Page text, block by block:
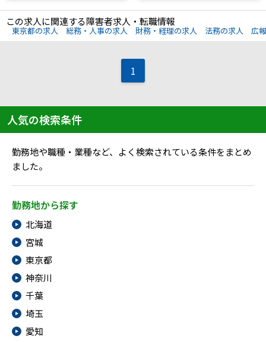
この求人に関連する障害者求人・転職情報
東京都の求人 総務・人事の求人 財務・経理の求人 法務の求人 広
1
人気の検索条件
勤務地や職種・業種など、よく検索されている条件をまとめ
ました。
勤務地から探す
北海道
宮城
東京都
神奈川
千葉
埼玉
愛知
メニューを閉じる